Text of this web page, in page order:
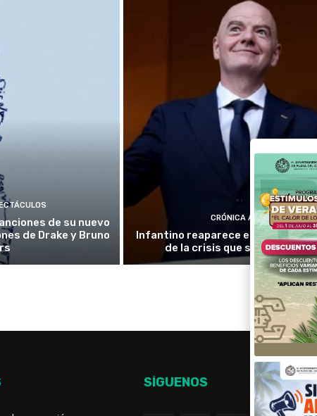
de su nuevo
de Drake y Bruno
CRÓNICA ACTIVA
Infantino reaparece en Colombia
de la crisis que sacude a la
SÍGUENOS